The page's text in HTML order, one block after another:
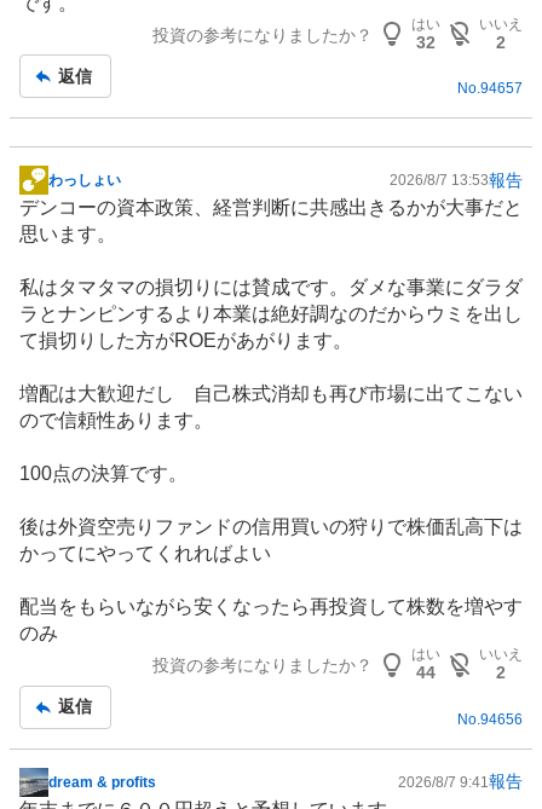
記
投資の参考になりましたか？
はい
32
いいえ
2
返信
No.94657
掲
示
板
事
わっしょい 2026/8/7 13:53報告
デンコーの資本政策、経営判断に共感出きるかが大事だと
思います。
私はタマタマの損切りには賛成です。ダメな事業にダラダ
ラとナンピンするより本業は絶好調なのだからウミを出し
て損切りした方がROEがあがります。
増配は大歓迎だし 自己株式消却も再び市場に出てこない
ので信頼性あります。
100点の決算です。
後は外資空売り ファンドの信用買いの狩りで株価乱高下は
かってにやってくれればよい
配当をもらいながら安くなったら再投資して株数を増やす
のみ
投資の参考になりましたか？
はい
44
いいえ
2
返信
No. 94656
掲
dream & profits 2026/8/7 9:41 報告